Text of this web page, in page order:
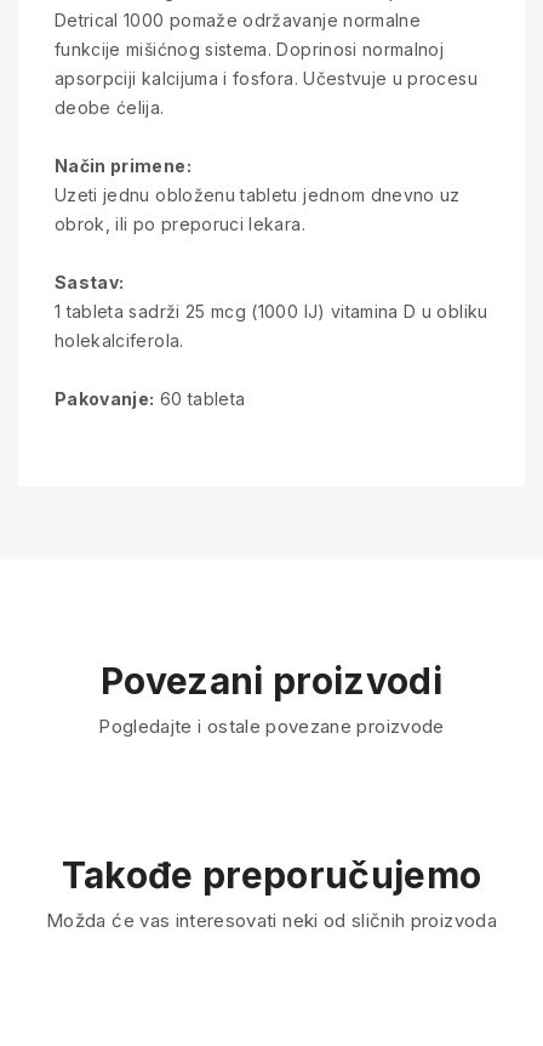
Detrical 1000 pomaže održavanje normalne
funkcije mišićnog sistema. Doprinosi normalnoj
apsorpciji kalcijuma i fosfora. Učestvuje u procesu
deobe ćelija.
Način primene:
Uzeti jednu obloženu tabletu jednom dnevno uz
obrok, ili po preporuci lekara.
Sastav:
1 tableta sadrži 25 mcg (1000 IJ) vitamina D u obliku
holekalciferola.
Pakovanje: 60 tableta
Povezani proizvodi
Pogledajte i ostale povezane proizvode
Takođe preporučujemo
Možda će vas interesovati neki od sličnih proizvoda